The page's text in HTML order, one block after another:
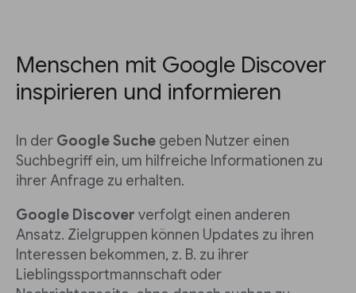
Menschen mit Google Discover
inspirieren und informieren
In der Google Suche geben Nutzer einen
Suchbegriff ein, um hilfreiche Informationen zu
ihrer Anfrage zu erhalten.
Google Discover verfolgt einen anderen
Ansatz. Zielgruppen können Updates zu ihren
Interessen bekommen, z. B. zu ihrer
Lieblingssportmannschaft oder